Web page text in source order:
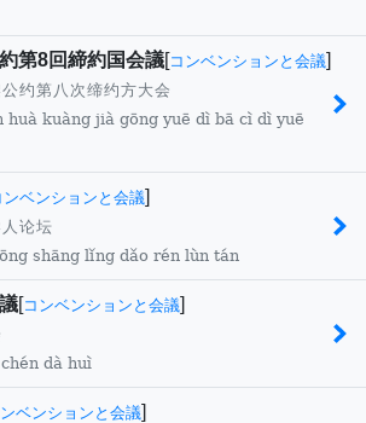
第8回締約国会議[コンベンションと会議]
约第八次缔约方大会
huà kuàng jià gōng yuē dì bā cì dì yuē
ンベンションと会議]
论坛
shāng lǐng dǎo rén lùn tán
[コンベンションと会議]
dà huì
ベンションと会議]